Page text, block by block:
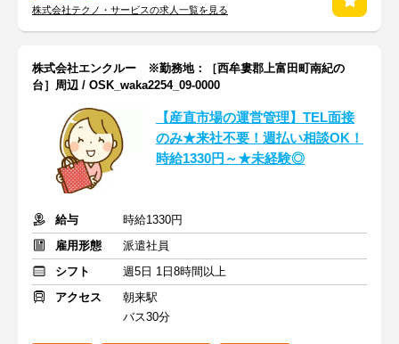
株式会社テクノ・サービスの求人一覧を見る
株式会社エンクルー ※勤務地：［西牟婁郡上富田町南紀の
台］周辺 / OSK_waka2254_09-0000
【産直市場の運営管理】TEL面接
のみ★来社不要！週払い相談OK！
時給1330円～★未経験◎
給与
時給1330円
雇用形態
派遣社員
シフト
週5日 1日8時間以上
アクセス
朝来駅
バス30分